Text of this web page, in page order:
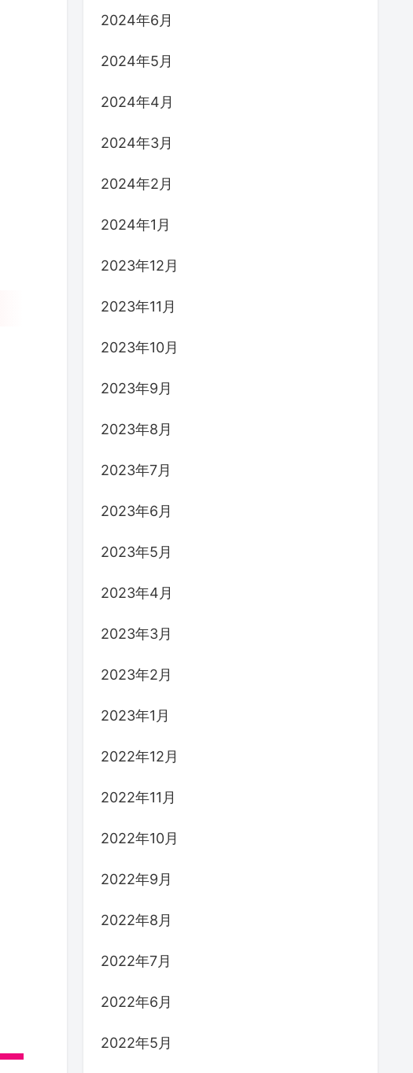
2024年6月
2024年5月
2024年4月
2024年3月
2024年2月
2024年1月
2023年12月
2023年11月
2023年10月
2023年9月
2023年8月
2023年7月
2023年6月
2023年5月
2023年4月
2023年3月
2023年2月
2023年1月
2022年12月
2022年11月
2022年10月
2022年9月
2022年8月
2022年7月
2022年6月
2022年5月